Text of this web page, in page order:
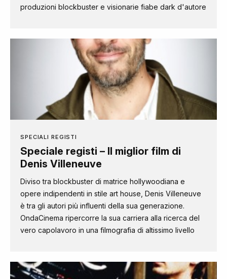
produzioni blockbuster e visionarie fiabe dark d'autore
SPECIALI REGISTI
Speciale registi – Il miglior film di
Denis Villeneuve
Diviso tra blockbuster di matrice hollywoodiana e
opere indipendenti in stile art house, Denis Villeneuve
è tra gli autori più influenti della sua generazione.
OndaCinema ripercorre la sua carriera alla ricerca del
vero capolavoro in una filmografia di altissimo livello